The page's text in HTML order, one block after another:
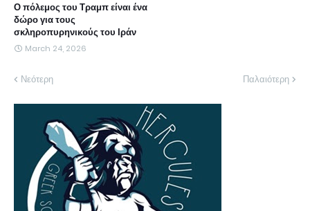
Ο πόλεμος του Τραμπ είναι ένα
δώρο για τους
σκληροπυρηνικούς του Ιράν
March 24, 2026
Νεότερη Παλαιότερη